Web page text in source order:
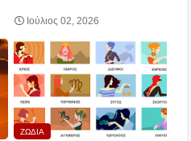
Ιούλιος 02, 2026
ΖΩΔΙΑ